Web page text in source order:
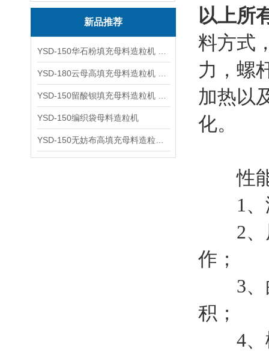
新品推荐
YSD-150编织袋母料造粒机
以上所
料方式
力，螺
加热以
化。
性能
1、温
2、原
作；
3、的
积；
4、橡